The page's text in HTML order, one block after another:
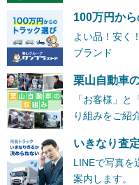
100万円か
よい品！安く
ブランド
栗山自動車
「お客様」と
り組みをご紹
いきなり査
LINEで写真を
案内します。